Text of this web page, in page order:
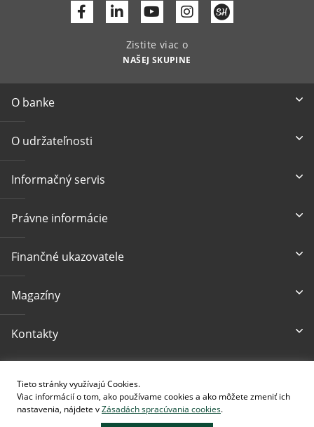
Tieto stránky využívajú Cookies.
Viac informácií o tom, ako používame cookies a ako môžete zmeniť ich
nastavenia, nájdete vZásadách spracúvania cookies.
Facebook
LinkedinYoutube
Zistite viac o
NAŠEJ SKUPINE
O banke
O udržateľnosti
Informačný servis
Právne informácie
Finančné ukazovatele
Magazíny
Kontakty